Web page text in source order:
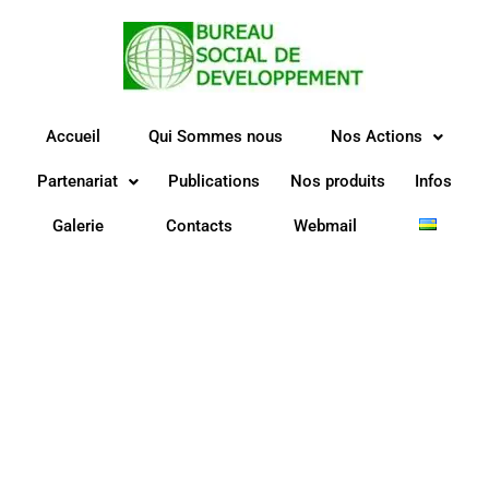
Accueil Qui Sommes nous Nos Actions
Partenariat Publications Nos produits Infos
Galerie Contacts Webmail